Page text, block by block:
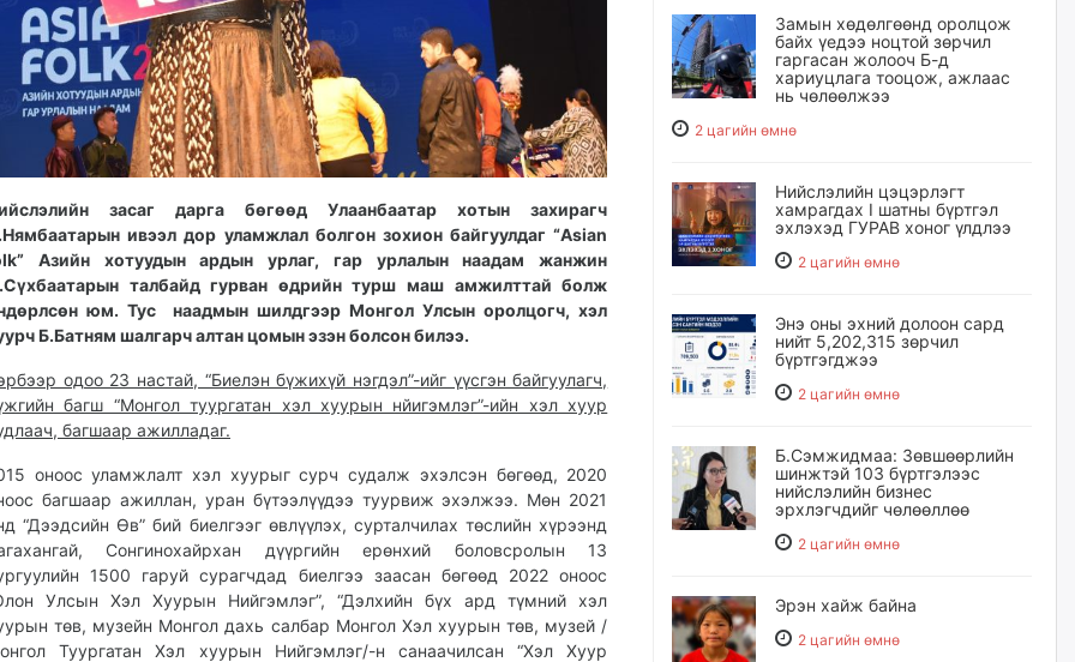
засаг дарга бөгөөд Улаанбаатар хотын захирагч
ивээл дор уламжлал болгон зохион байгуулдаг “Asian
Азийн хотуудын ардын урлаг, гар урлалын наадам жанжин
талбайд гурван өдрийн турш маш амжилттай болж
юм. Тус наадмын шилдгээр Монгол Улсын оролцогч, хэл
Б.Батням шалгарч алтан цомын эзэн болсон билээ.
одоо 23 настай, “Биелэн бүжихүй нэгдэл”-ийг үүсгэн байгуулагч,
багш “Монгол туургатан хэл хуурын нйигэмлэг”-ийн хэл хуур
багшаар ажилладаг.
оноос уламжлалт хэл хуурыг сурч судалж эхэлсэн бөгөөд, 2020
багшаар ажиллан, уран бүтээлүүдээ туурвиж эхэлжээ. Мөн 2021
“Дээдсийн Өв” бий биелгээг өвлүүлэх, сурталчилах төслийн хүрээнд
Сонгинохайрхан дүүргийн ерөнхий боловсролын 13
1500 гаруй сурагчдад биелгээ заасан бөгөөд 2022 оноос
Улсын Хэл Хуурын Нийгэмлэг”, “Дэлхийн бүх ард түмний хэл
төв, музейн Монгол дахь салбар Монгол Хэл хуурын төв, музей /
Туургатан Хэл хуурын Нийгэмлэг/-н санаачилсан “Хэл Хуур
Замын хөдөлгөөнд оролцож
байх үедээ ноцтой зөрчил
гаргасан жолооч Б-д
хариуцлага тооцож, ажлаас
нь чөлөөлжээ
2 цагийн өмнө
Нийслэлийн цэцэрлэгт
хамрагдах I шатны бүртгэл
эхлэхэд ГУРАВ хоног үлдлээ
2 цагийн өмнө
Энэ оны эхний долоон сард
нийт 5,202,315 зөрчил
бүртгэгджээ
2 цагийн өмнө
Б.Сэмжидмаа: Зөвшөөрлийн
шинжтэй 103 бүртгэлээс
нийслэлийн бизнес
эрхлэгчдийг чөлөөллөө
2 цагийн өмнө
Эрэн хайж байна
2 цагийн өмнө